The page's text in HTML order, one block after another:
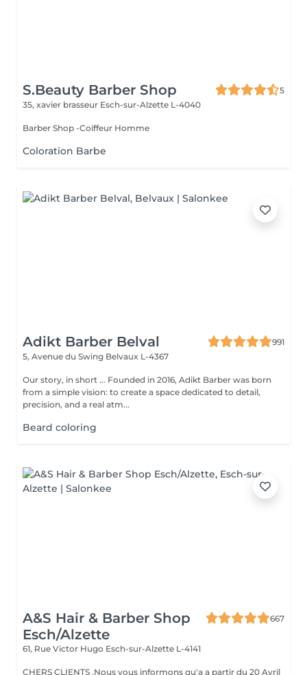
S.Beauty Barber Shop
5
35, xavier brasseur Esch-sur-Alzette L-4040
Barber Shop -Coiffeur Homme
Coloration Barbe
Adikt Barber Belval
991
5, Avenue du Swing Belvaux L-4367
Our story, in short ... Founded in 2016, Adikt Barber was born
from a simple vision: to create a space dedicated to detail,
precision, and a real atm...
Beard coloring
A&S Hair & Barber Shop
Esch/Alzette
667
61, Rue Victor Hugo Esch-sur-Alzette L-4141
CHERS CLIENTS ,Nous vous informons qu'a a partir du 20 Avril